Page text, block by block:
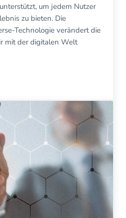
um jedem Nutzer
zu bieten. Die
Technologie verändert die
mit der digitalen Welt